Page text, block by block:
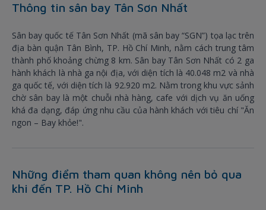
Thông tin sân bay Tân Sơn Nhất
Sân bay quốc tế Tân Sơn Nhất (mã sân bay “SGN”) tọa lạc trên
địa bàn quận Tân Bình, TP. Hồ Chí Minh, nằm cách trung tâm
thành phố khoảng chừng 8 km. Sân bay Tân Sơn Nhất có 2 ga
hành khách là nhà ga nội địa, với diện tích là 40.048 m2 và nhà
ga quốc tế, với diện tích là 92.920 m2. Nằm trong khu vực sảnh
chờ sân bay là một chuỗi nhà hàng, cafe với dịch vụ ăn uống
khá đa dạng, đáp ứng nhu cầu của hành khách với tiêu chí "Ăn
ngon – Bay khỏe!".
Những điểm tham quan không nên bỏ qua
khi đến TP. Hồ Chí Minh